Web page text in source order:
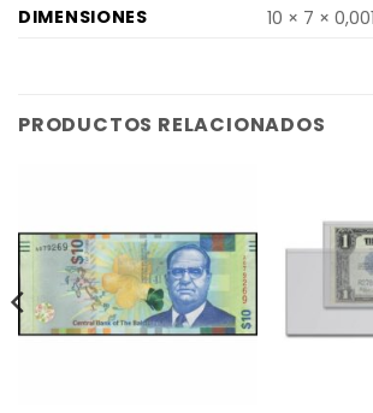
DIMENSIONES
10 × 7 ×
PRODUCTOS RELACIONADOS